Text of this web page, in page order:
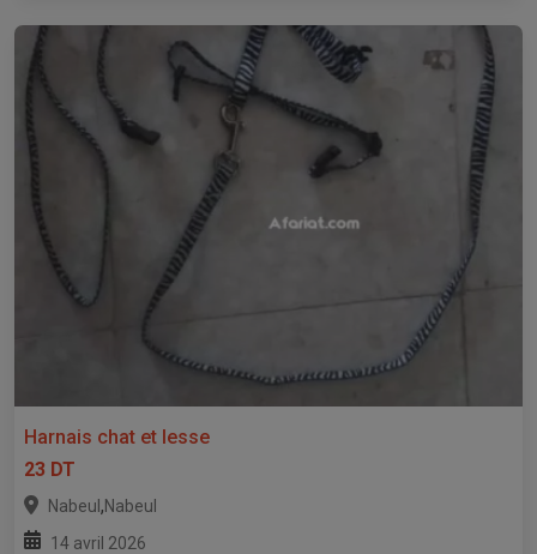
Harnais chat et lesse
23 DT
Nabeul ,Nabeul
14 avril 2026